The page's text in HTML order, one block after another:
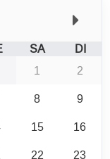
SA
DI
1
2
8
9
15
16
22
23